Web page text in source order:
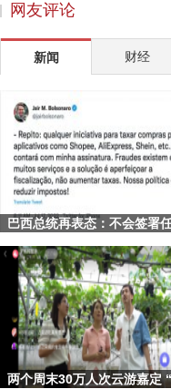
爱采购全面牵手展会，用数
“创新药+高壁垒复杂制剂”驱
精致外观 出色配置 体验一
洋河“天下第一坛”落成，马
网友评论
新闻 财经
巴西总统再表态：不会签署
两个周末30万人次云游嘉定